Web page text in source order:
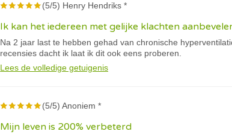
(5/5) Henry Hendriks *
Ik kan het iedereen met gelijke klachten
Na 2 jaar last te hebben gehad van chronische
recensies dacht ik laat ik dit ook eens proberen.
Lees de volledige getuigenis
(5/5) Anoniem *
Mijn leven is 200% verbeterd